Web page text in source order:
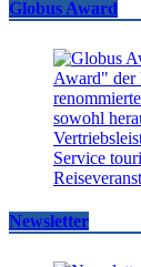
Globus Award
Newsletter